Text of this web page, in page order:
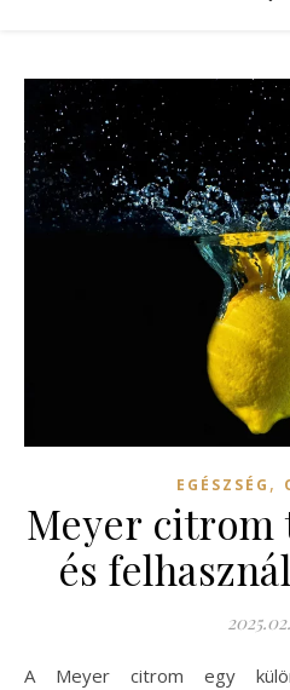
EGÉSZSÉG ,
Meyer citrom
és
A Meyer citrom egy különleges citrusféle, amely